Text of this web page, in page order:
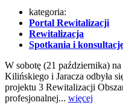
kategoria:
Portal Rewitalizacji
Rewitalizacja
Spotkania i
W sobotę (21 października)
Kilińskiego i Jaracza odbyła
projektu 3 Rewitalizacji
profesjonalnej... więcej